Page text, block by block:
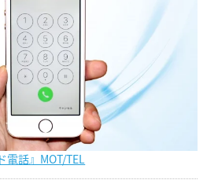
話』MOT/TEL